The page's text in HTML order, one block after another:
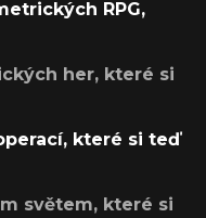
RPG,
her, které si
které si teď
světem, které si